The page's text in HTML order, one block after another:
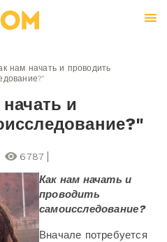
нам начать и проводить
и
6787
Как нам начать и
проводить
самоисследование?
Вначале потребуется